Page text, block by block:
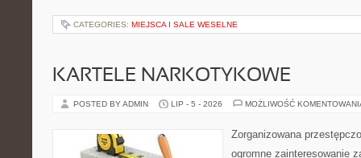
CATEGORIES: MIEJSCA I SALE WESELNE
KARTELE NARKOTYKOWE
POSTED BY ADMIN LIP - 5 - 2026 MOŻLIWOŚĆ
Zorganizowana
ogromne zainteresowanie